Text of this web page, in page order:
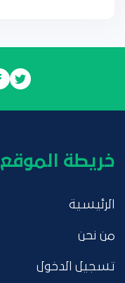
خريطة الموقع
الرئيسية
من نحن
تسجيل الدخول